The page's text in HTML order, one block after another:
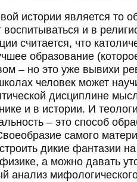
истории является то
и в
считается, что
образование
– но это уже вывихи
человек может
дисциплине
и в истории. И
– это способ
самого
дикие фантазии
а можно давать
анализ